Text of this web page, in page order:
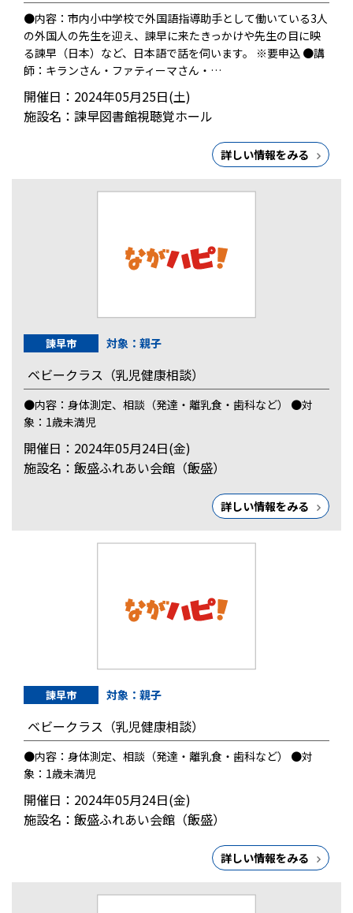
●内容：市内小中学校で外国語指導助手として働いている3人
の外国人の先生を迎え、諫早に来たきっかけや先生の目に映
る諫早（日本）など、日本語で話を伺います。 ※要申込 ●講
師：キランさん・ファティーマさん・…
開催日：2024年05月25日(土)
施設名：諫早図書館視聴覚ホール
詳しい情報をみる
諫早市 対象：親子
ベビークラス（乳児健康相談）
●内容：身体測定、相談（発達・離乳食・歯科など） ●対
象：1歳未満児
開催日：2024年05月24日(金)
施設名：飯盛ふれあい会館（飯盛）
詳しい情報をみる
諫早市 対象：親子
ベビークラス（乳児健康相談）
●内容：身体測定、相談（発達・離乳食・歯科など） ●対
象：1歳未満児
開催日：2024年05月24日(金)
施設名：飯盛ふれあい会館（飯盛）
詳しい情報をみる